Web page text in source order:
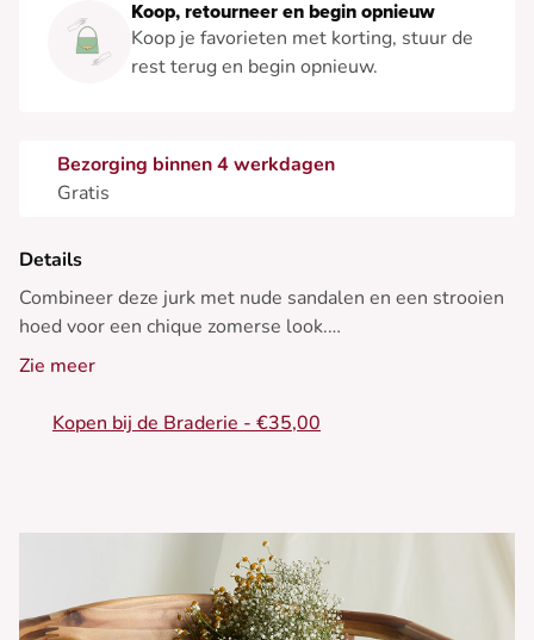
Koop, retourneer en begin opnieuw
Koop je favorieten met korting, stuur de
rest terug en begin opnieuw.
Bezorging binnen 4 werkdagen
Gratis
Details
Combineer deze jurk met nude sandalen en een strooien
hoed voor een chique zomerse look.
- Korte mouwen
- V-halslijn
Zie meer
Kopen bij de Braderie - €35,00